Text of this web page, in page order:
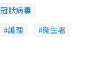
冠狀病毒
護理
衞生署